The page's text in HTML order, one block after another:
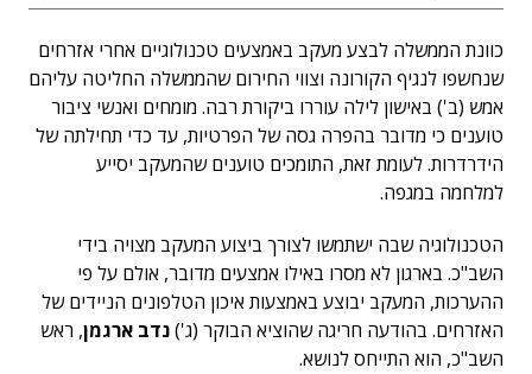
כוונת הממשלה לבצע מעקב באמצעים טכנולוגיים אחרי אזרחים
שנחשפו לנגיף הקורונה וצווי החירום שהממשלה החליטה עליהם
אמש (ב') באישון לילה עוררו ביקורת רבה. מומחים ואנשי ציבור
טוענים כי מדובר בהפרה גסה של הפרטיות, עד כדי תחילתה של
הידרדרות. לעומת זאת, התומכים טוענים שהמעקב יסייע
למלחמה במגפה.
הטכנולוגיה שבה ישתמשו לצורך ביצוע המעקב מצויה בידי
השב"כ. בארגון לא מסרו באילו אמצעים מדובר, אולם על פי
ההערכות, המעקב יבוצע באמצעות איכון הטלפונים הניידים של
האזרחים. בהודעה חריגה שהוציא הבוקר (ג')נדב ארגמן, ראש
השב"כ, הוא התייחס לנושא.